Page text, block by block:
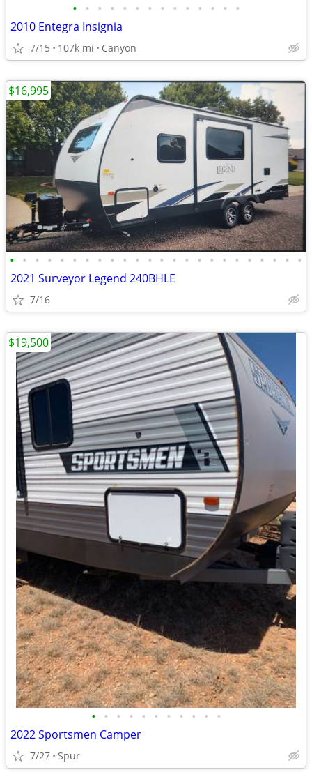
• • • • • • • • • • • • • •
2010 Entegra Insignia
7/15 107k mi Canyon
• • • • • • • • • • • • • • • • • • • • • • • •
2021 Surveyor Legend 240BHLE
7/16
$16,995
• • • • • • • • • • •
2022 Sportsmen Camper
7/27 Spur
$19,500